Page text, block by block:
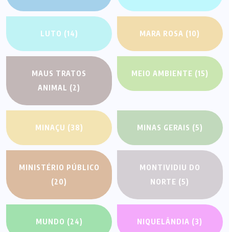
LUTO (14) MARA ROSA (10)
MAUS TRATOS
ANIMAL (2)
MEIO AMBIENTE (15)
MINAÇU (38) MINAS GERAIS (5)
MINISTÉRIO PÚBLICO
(20)
MONTIVIDIU DO
NORTE (5)
MUNDO (24) NIQUELÂNDIA (3)